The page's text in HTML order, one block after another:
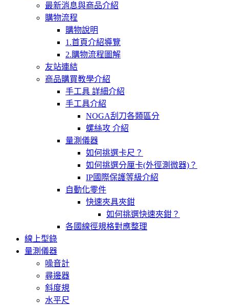
最新消息與商品介紹
購物流程
購物說明
1.首頁介紹導覽
2.購物流程圖解
友站連結
商品購買教學介紹
手工具 詳細介紹
手工具介紹
NOGA刮刀各類區分
螺絲攻 介紹
量測儀器
如何挑選卡尺？
如何挑選分厘卡(外徑測微器)？
IP國際保護等級介紹
自動化零件
快速夾具夾鉗
如何挑選快速夾鉗？
各國線徑規格對應整理
線上型錄
量測儀器
噪音計
尋邊器
斜度規
水平尺